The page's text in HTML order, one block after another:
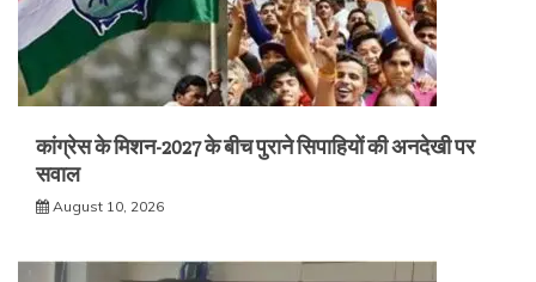
कांग्रेस के मिशन-2027 के बीच पुराने सिपाहियों की अनदेखी पर
सवाल
August 10, 2026